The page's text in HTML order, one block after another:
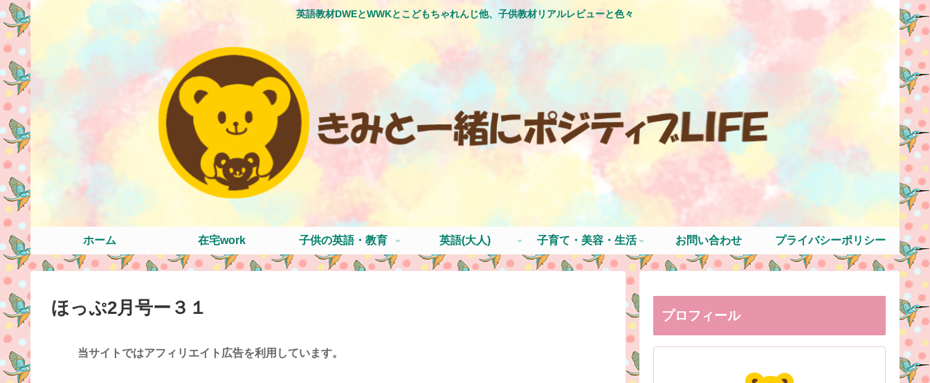
英語教材DWEとWWKとこどもちゃれんじ他、子供教材リアルレビューと色々
ホーム 在宅work 子供の英語・教育 英語(大人) 子育て・美容・生活 お問い合わせ プライバシーポリシー
ほっぷ2月号ー３１
当サイトではアフィリエイト広告を利用しています。
プロフィール